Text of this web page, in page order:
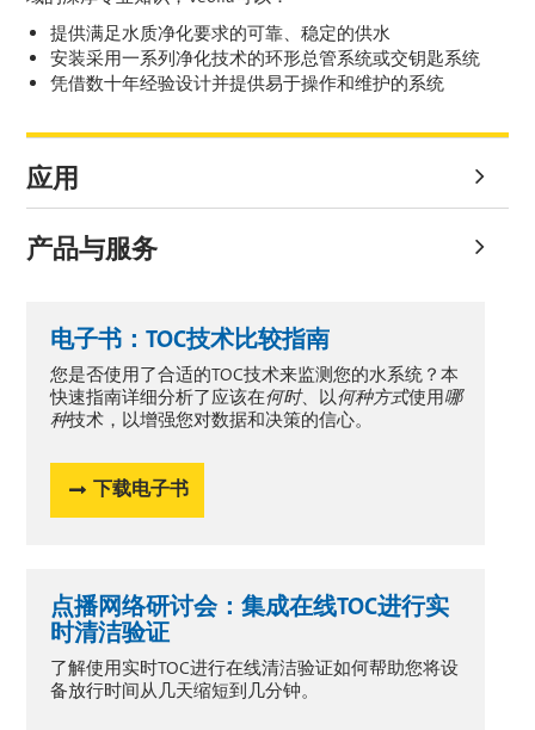
提供满足水质净化要求的可靠、稳定的供水
安装采用一系列净化技术的环形总管系统或交钥匙系统
凭借数十年经验设计并提供易于操作和维护的系统
应用
产品与服务
电子书：TOC技术比较指南
您是否使用了合适的TOC技术来监测您的水系统？本
快速指南详细分析了应该在何时、以何种方式使用哪
种技术，以增强您对数据和决策的信心。
下载电子书
点播网络研讨会：集成在线TOC进行实
时清洁验证
了解使用实时TOC进行在线清洁验证如何帮助您将设
备放行时间从几天缩短到几分钟。